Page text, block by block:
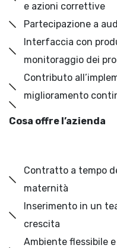
e azioni correttive
Partecipazione a
Interfaccia con
monitoraggio dei
Contributo
miglioramento
Cosa offre l’azienda
Contratto a tempo
maternità
Inserimento in un
crescita
Ambiente flessibile